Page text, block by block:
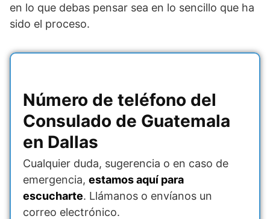
en lo que debas pensar sea en lo sencillo que ha
sido el proceso.
Número de teléfono del
Consulado de Guatemala
en Dallas
Cualquier duda, sugerencia o en caso de
emergencia, estamos aquí para
escucharte. Llámanos o envíanos un
correo electrónico.